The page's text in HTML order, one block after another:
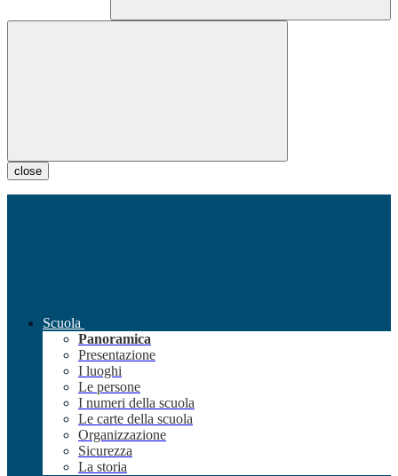
close
Scuola
Panoramica
Presentazione
I luoghi
Le persone
I numeri della scuola
Le carte della scuola
Organizzazione
Sicurezza
La storia